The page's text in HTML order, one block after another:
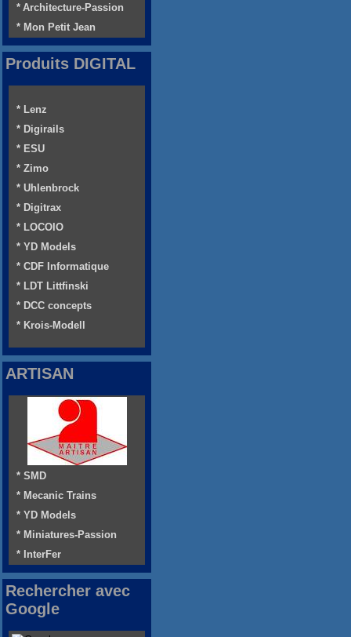
* Architecture-Passion
* Mon Petit Jean
Produits DIGITAL
* Lenz
* Digirails
* ESU
* Zimo
* Uhlenbrock
* Digitrax
* LOCOIO
* YD Models
* CDF Informatique
* LDT Littfinski
* DCC concepts
* Krois-Modell
ARTISAN
* SMD
* Mecanic Trains
* YD Models
* Miniatures-Passion
* InterFer
Rechercher avec
Google